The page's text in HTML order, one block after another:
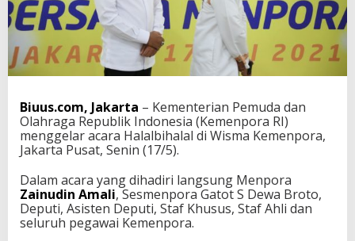
A
m
a
i
k
e
p
d
a
U
s
Biuus.com, Jakarta – Kementerian Pemuda dan
Olahraga Republik Indonesia (Kemenpora RI)
menggelar acara Halalbihalal di Wisma Kemenpora,
Jakarta Pusat, Senin (17/5).
Dalam acara yang dihadiri langsung Menpora
Zainudin Amali, Sesmenpora Gatot S Dewa Broto,
Deputi, Asisten Deputi, Staf Khusus, Staf Ahli dan
seluruh pegawai Kemenpora.